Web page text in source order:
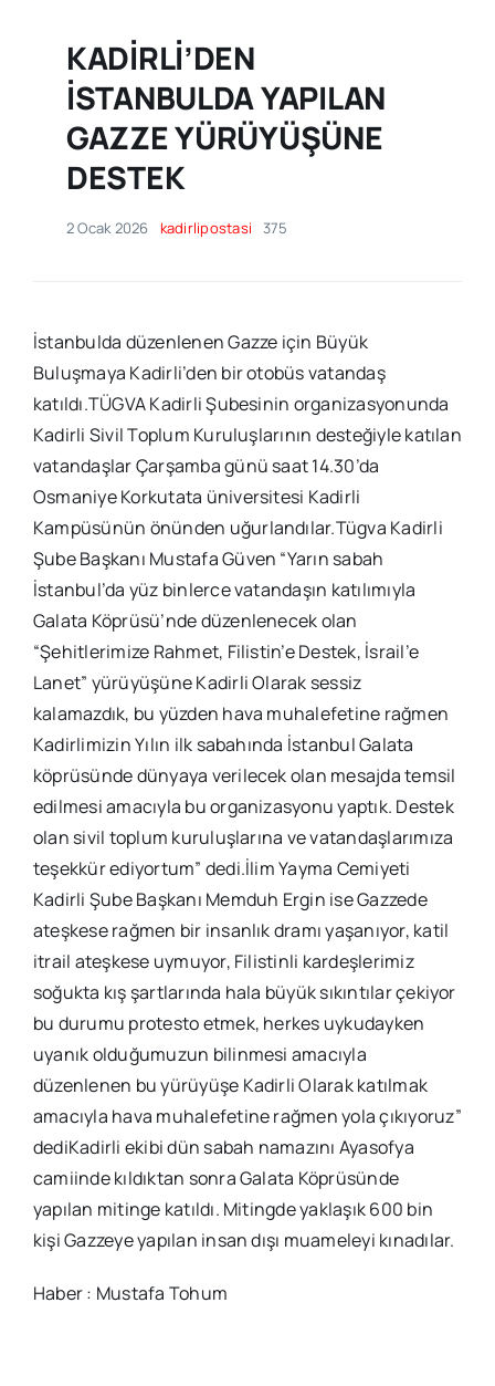
KADİRLİ’DEN
İSTANBULDA YAPILAN
GAZZE YÜRÜYÜŞÜNE
DESTEK
2 Ocak 2026 kadirlipostasi 375
İstanbulda düzenlenen Gazze için Büyük
Buluşmaya Kadirli’den bir otobüs vatandaş
katıldı.TÜGVA Kadirli Şubesinin organizasyonunda
Kadirli Sivil Toplum Kuruluşlarının desteğiyle katılan
vatandaşlar Çarşamba günü saat 14.30’da
Osmaniye Korkutata üniversitesi Kadirli
Kampüsünün önünden uğurlandılar.Tügva Kadirli
Şube Başkanı Mustafa Güven “Yarın sabah
İstanbul’da yüz binlerce vatandaşın katılımıyla
Galata Köprüsü’nde düzenlenecek olan
“Şehitlerimize Rahmet, Filistin’e Destek, İsrail’e
Lanet” yürüyüşüne Kadirli Olarak sessiz
kalamazdık, bu yüzden hava muhalefetine rağmen
Kadirlimizin Yılın ilk sabahında İstanbul Galata
köprüsünde dünyaya verilecek olan mesajda temsil
edilmesi amacıyla bu organizasyonu yaptık. Destek
olan sivil toplum kuruluşlarına ve vatandaşlarımıza
teşekkür ediyortum” dedi.İlim Yayma Cemiyeti
Kadirli Şube Başkanı Memduh Ergin ise Gazzede
ateşkese rağmen bir insanlık dramı yaşanıyor, katil
itrail ateşkese uymuyor, Filistinli kardeşlerimiz
soğukta kış şartlarında hala büyük sıkıntılar çekiyor
bu durumu protesto etmek, herkes uykudayken
uyanık olduğumuzun bilinmesi amacıyla
düzenlenen bu yürüyüşe Kadirli Olarak katılmak
amacıyla hava muhalefetine rağmen yola çıkıyoruz”
dediKadirli ekibi dün sabah namazını Ayasofya
camiinde kıldıktan sonra Galata Köprüsünde
yapılan mitinge katıldı. Mitingde yaklaşık 600 bin
kişi Gazzeye yapılan insan dışı muameleyi kınadılar.
Haber : Mustafa Tohum